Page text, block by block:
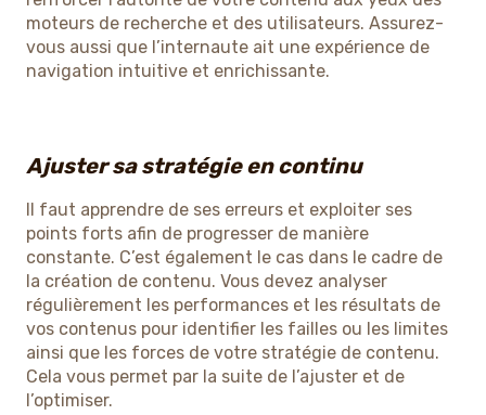
moteurs de recherche et des utilisateurs. Assurez-
vous aussi que l’internaute ait une expérience de
navigation intuitive et enrichissante.
Ajuster sa stratégie en continu
Il faut apprendre de ses erreurs et exploiter ses
points forts afin de progresser de manière
constante. C’est également le cas dans le cadre de
la création de contenu. Vous devez analyser
régulièrement les performances et les résultats de
vos contenus pour identifier les failles ou les limites
ainsi que les forces de votre stratégie de contenu.
Cela vous permet par la suite de l’ajuster et de
l’optimiser.